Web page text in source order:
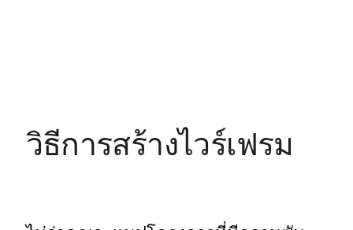
วิธีการสร้างไวร์เฟรม